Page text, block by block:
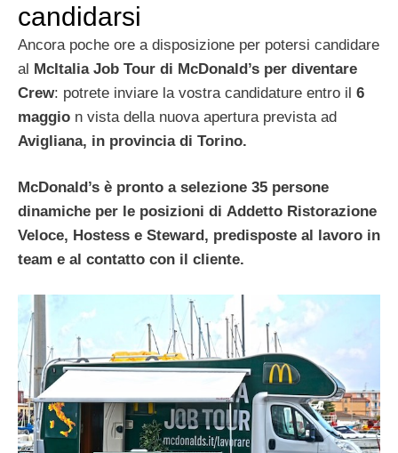
candidarsi
Ancora poche ore a disposizione per potersi candidare
al McItalia Job Tour di McDonald’s per diventare
Crew: potrete inviare la vostra candidature entro il 6
maggio n vista della nuova apertura prevista ad
Avigliana, in provincia di Torino.
McDonald’s è pronto a selezione 35 persone
dinamiche per le posizioni di Addetto Ristorazione
Veloce, Hostess e Steward, predisposte al lavoro in
team e al contatto con il cliente.